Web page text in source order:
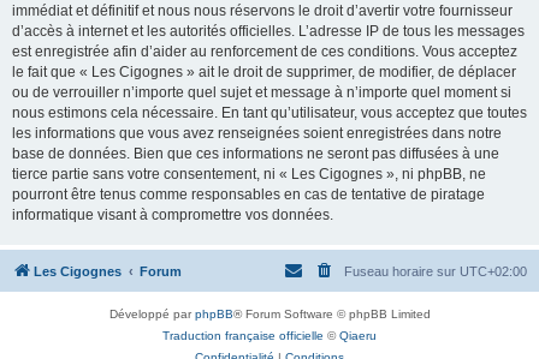
immédiat et définitif et nous nous réservons le droit d’avertir votre fournisseur
d’accès à internet et les autorités officielles. L’adresse IP de tous les messages
est enregistrée afin d’aider au renforcement de ces conditions. Vous acceptez
le fait que « Les Cigognes » ait le droit de supprimer, de modifier, de déplacer
ou de verrouiller n’importe quel sujet et message à n’importe quel moment si
nous estimons cela nécessaire. En tant qu’utilisateur, vous acceptez que toutes
les informations que vous avez renseignées soient enregistrées dans notre
base de données. Bien que ces informations ne seront pas diffusées à une
tierce partie sans votre consentement, ni « Les Cigognes », ni phpBB, ne
pourront être tenus comme responsables en cas de tentative de piratage
informatique visant à compromettre vos données.
Les Cigognes Forum Fuseau horaire sur UTC+02:00
Développé parphpBB® Forum Software © phpBB Limited
Traduction française officielle ©Qiaeru